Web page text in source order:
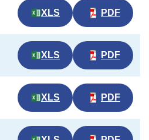
XLS PDF
XLS PDF
XLS PDF